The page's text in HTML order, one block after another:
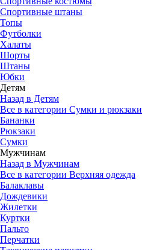
Спортивные штаны
Топы
Футболки
Халаты
Шорты
Штаны
Юбки
Детям
Назад в Детям
Все в категории Сумки и рюкзаки
Бананки
Рюкзаки
Сумки
Мужчинам
Назад в Мужчинам
Все в категории Верхняя одежда
Балаклавы
Дождевики
Жилетки
Куртки
Пальто
Перчатки